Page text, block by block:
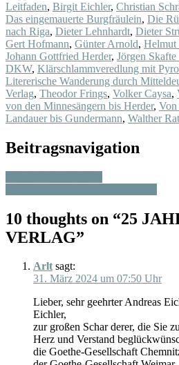
Leitfaden, Birgit Eichler, Christian
Das eingemauerte Burgfräulein, Die
nach Riga, Dieter Lehnhardt, Dieter
Gert Hofmann, Günter Arnold, Helmut
Johann Gottfried Herder, Jörgen Skafte
DKW, Klärschlammveredlung mit
Litererische Wanderung durch
Verlag, Theodor Frings, Volker Caysa,
von den Minnesängern bis Herder, Von
Landauer bis Gundermann, Walther
Beitragsnavigation
10 thoughts on “25
VERLAG”
Arlt sagt:
31. März 2024 um 07:50 Uhr
Lieber, sehr geehrter Andreas
Eichler,
zur großen Schar derer, die Sie
Herz und Verstand
die Goethe-Gesellschaft